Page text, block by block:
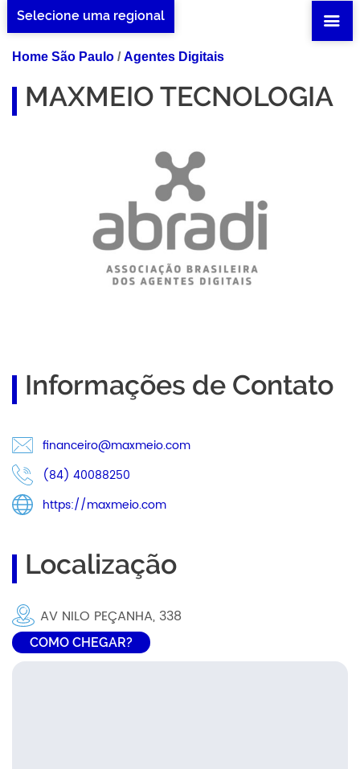
Selecione uma regional
Home São Paulo /Agentes Digitais
MAXMEIO TECNOLOGIA
Informações de Contato
financeiro@maxmeio.com
(84) 40088250
https://maxmeio.com
Localização
AV NILO PEÇANHA, 338
COMO CHEGAR?